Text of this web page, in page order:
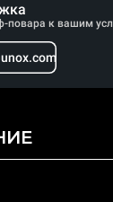
к вашим